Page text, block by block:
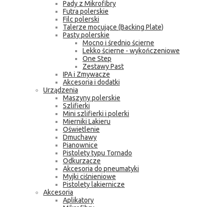
Pady z Mikrofibry
Futra polerskie
Filc polerski
Talerze mocujące (Backing Plate)
Pasty polerskie
Mocno i średnio ścierne
Lekko ścierne - wykończeniowe
One Step
Zestawy Past
IPA i Zmywacze
Akcesoria i dodatki
Urządzenia
Maszyny polerskie
Szlifierki
Mini szlifierki i polerki
Mierniki Lakieru
Oświetlenie
Dmuchawy
Pianownice
Pistolety typu Tornado
Odkurzacze
Akcesoria do pneumatyki
Myjki ciśnieniowe
Pistolety lakiernicze
Akcesoria
Aplikatory